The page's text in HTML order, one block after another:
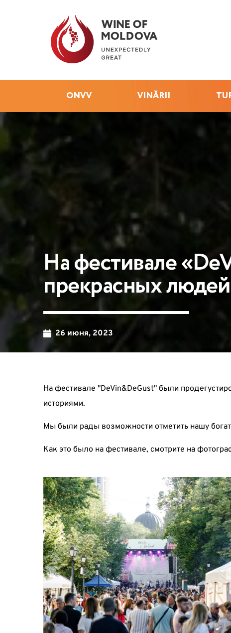
ONVV VINĂRII
На фестивале
прекрасных
26 июня, 2023
На фестивале "DeVin&DeGust" были
историями.
Мы были рады возможности отметить нашу
Как это было на фестивале, смотрите на